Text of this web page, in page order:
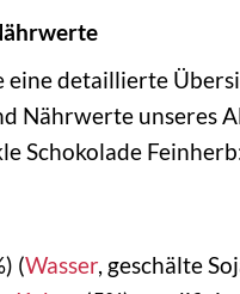
eine detaillierte
Nährwerte unseres
Schokolade
(Wasser, geschälte